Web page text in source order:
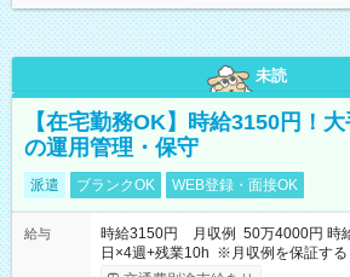
未読
【在宅勤務OK】時給3150円！
の運用管理・保守
派遣 ブランクOK WEB登録・面接OK
給与
時給3150円 月収例 50万4000円 時
日×4週+残業10h ※月収例を保証する